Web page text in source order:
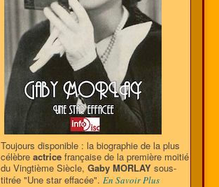
Toujours disponible : la biographie de la plus
célèbre actricefrançaise de la première moitié
du Vingtième Siècle, Gaby MORLAYsous-
titrée "Une star effacée". En Savoir Plus